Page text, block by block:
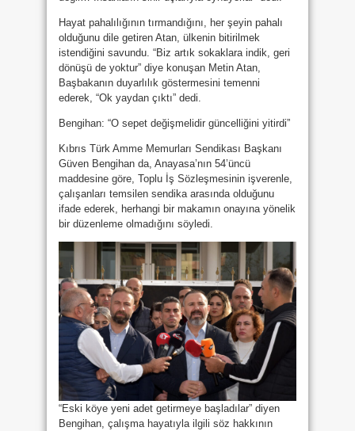
Hayat pahalılığının tırmandığını, her şeyin pahalı
olduğunu dile getiren Atan, ülkenin bitirilmek
istendiğini savundu. “Biz artık sokaklara indik, geri
dönüşü de yoktur” diye konuşan Metin Atan,
Başbakanın duyarlılık göstermesini temenni
ederek, “Ok yaydan çıktı” dedi.
Bengihan: “O sepet değişmelidir güncelliğini yitirdi”
Kıbrıs Türk Amme Memurları Sendikası Başkanı
Güven Bengihan da, Anayasa’nın 54’üncü
maddesine göre, Toplu İş Sözleşmesinin işverenle,
çalışanları temsilen sendika arasında olduğunu
ifade ederek, herhangi bir makamın onayına yönelik
bir düzenleme olmadığını söyledi.
“Eski köye yeni adet getirmeye başladılar” diyen
Bengihan, çalışma hayatıyla ilgili söz hakkının